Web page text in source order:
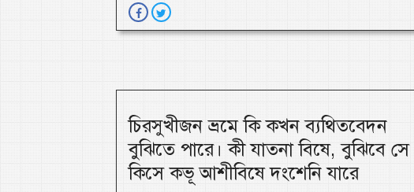
চিরসুখীজন ভ্রমে কি কখন ব্যথিতবেদন
বুঝিতে পারে। কী যাতনা বিষে, বুঝিবে সে
কিসে কভূ আশীবিষে দংশেনি যারে